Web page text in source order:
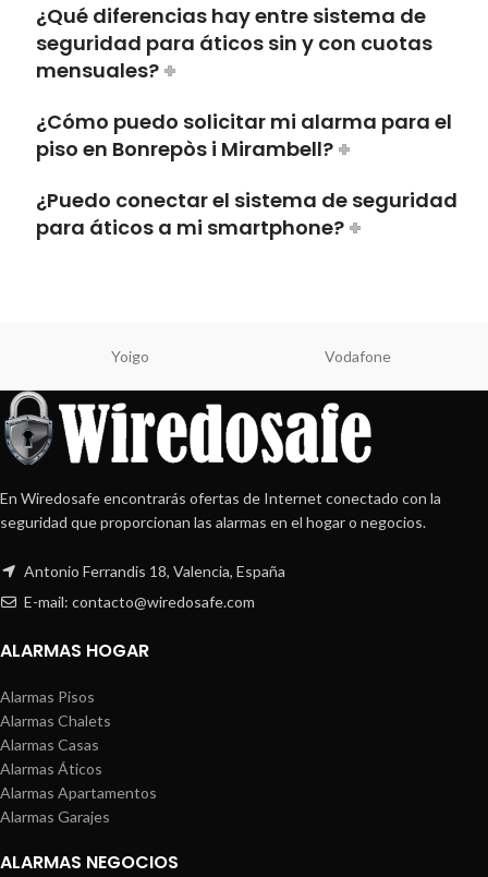
¿Qué diferencias hay entre sistema de
seguridad para áticos sin y con cuotas
mensuales?
¿Cómo puedo solicitar mi alarma para el
piso en Bonrepòs i Mirambell?
¿Puedo conectar el sistema de seguridad
para áticos a mi smartphone?
Yoigo Vodafone
En Wiredosafe encontrarás ofertas de Internet conectado con la
seguridad que proporcionan las alarmas en el hogar o negocios.
Antonio Ferrandis 18, Valencia, España
E-mail: contacto@wiredosafe.com
ALARMAS HOGAR
Alarmas Pisos
Alarmas Chalets
Alarmas Casas
Alarmas Áticos
Alarmas Apartamentos
Alarmas Garajes
ALARMAS NEGOCIOS